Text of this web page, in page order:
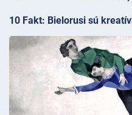
10 Fakt: Bielorusi sú